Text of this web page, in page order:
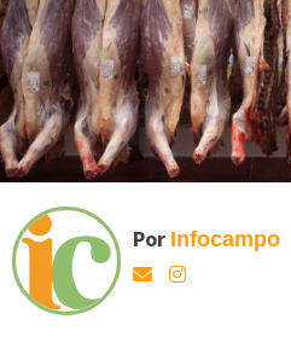
Por Infocampo